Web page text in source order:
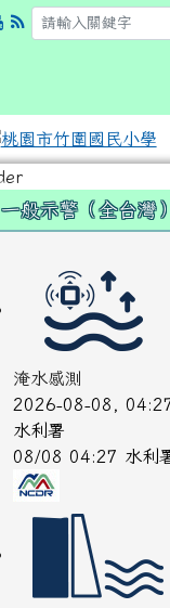
一般示警（全台灣）
淹水感測
2026-08-08,
水利署
08/08 04:27 水利